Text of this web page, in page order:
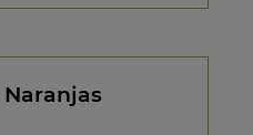
Naranjas